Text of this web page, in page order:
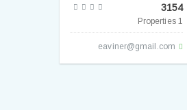
3154
1 Properties
eaviner@gmail.com